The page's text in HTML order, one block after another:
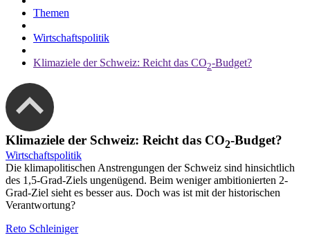
Themen
Wirtschaftspolitik
Klimaziele der Schweiz: Reicht das CO2-Budget?
Klimaziele der Schweiz: Reicht das CO2-Budget?
Wirtschaftspolitik
Die klimapolitischen Anstrengungen der Schweiz sind hinsichtlich
des 1,5-Grad-Ziels ungenügend. Beim weniger ambitionierten 2-
Grad-Ziel sieht es besser aus. Doch was ist mit der historischen
Verantwortung?
Reto Schleiniger